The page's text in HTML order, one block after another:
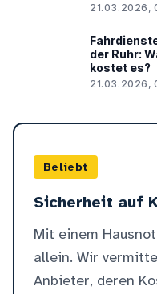
21.03.2026,
der Ruhr:
kostet es?
21.03.2026,
Beliebt
Sicherheit auf
Mit einem
allein. Wir
Anbieter, deren